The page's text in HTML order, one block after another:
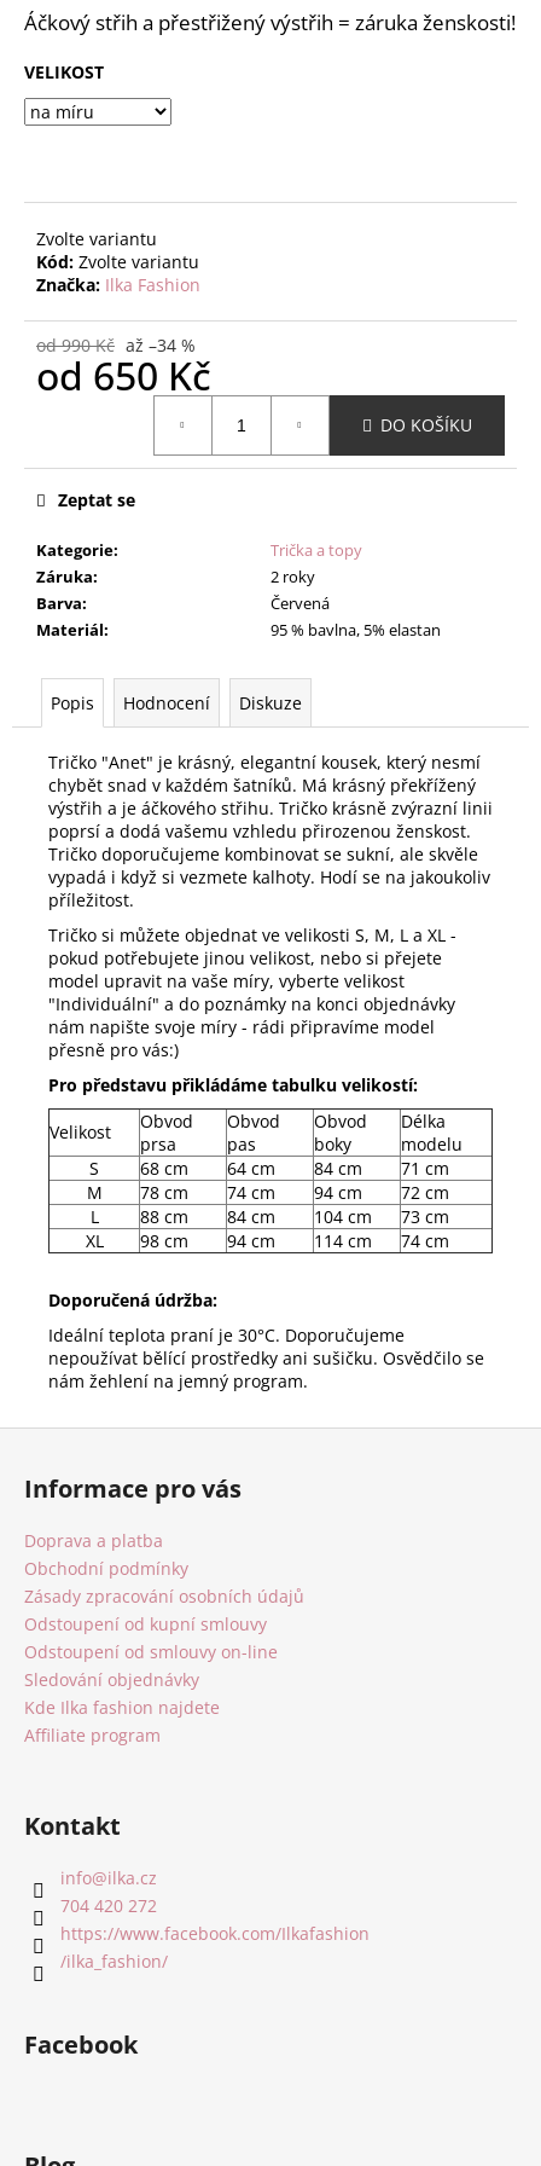
z
5
Áčkový střih a přestřižený výstřih = záruka ženskosti!
VELIKOST
Zvolte variantu
Kód: Zvolte variantu
Značka: Ilka Fashion
od 990 Kč až –34 %
od 650 Kč
DO KOŠÍKU
Kategorie:
Trička a topy
Záruka:
2 roky
Barva:
Červená
Materiál: 95 % bavlna, 5% elastan
Zeptat se
Popis Hodnocení Diskuze
Tričko "Anet" je krásný, elegantní kousek, který nesmí
chybět snad v každém šatníků. Má krásný překřížený
výstřih a je áčkového střihu. Tričko krásně zvýrazní linii
poprsí a dodá vašemu vzhledu přirozenou ženskost.
Tričko doporučujeme kombinovat se sukní, ale skvěle
vypadá i když si vezmete kalhoty. Hodí se na jakoukoliv
příležitost.
Tričko si můžete objednat ve velikosti S, M, L a XL -
pokud potřebujete jinou velikost, nebo si přejete
model upravit na vaše míry, vyberte velikost
"Individuální" a do poznámky na konci objednávky
nám napište svoje míry - rádi připravíme model
přesně pro vás:)
Pro představu přikládáme tabulku velikostí:
Velikost
Obvod
prsa
Obvod
pas
Obvod
boky
Délka
modelu
S
68 cm 64 cm 84 cm
71 cm
M
78 cm 74 cm 94 cm
72 cm
L
88 cm 84 cm 104 cm
73 cm
XL
98 cm 94 cm 114 cm 74 cm
Doporučená údržba:
Ideální teplota praní je 30°C. Doporučujeme
nepoužívat bělící prostředky ani sušičku. Osvědčilo se
nám žehlení na jemný program.
u
e
m
Z
Informace pro vás
Doprava a platba
Obchodní podmínky
Zásady zpracování osobních údajů
Odstoupení od kupní smlouvy
Odstoupení od smlouvy on-line
Sledování objednávky
Kde Ilka fashion najdete
Affiliate program
Kontakt
info@ilka.cz
704 420 272
https://www.facebook.com/Ilkafashion
/ilka_fashion/
Facebook